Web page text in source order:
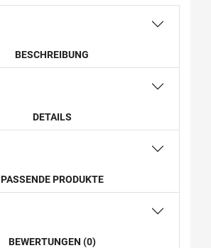
BESCHREIBUNG
DETAILS
PASSENDE PRODUKTE
BEWERTUNGEN (0)